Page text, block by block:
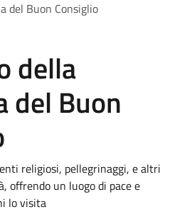
del Buon Consiglio
della
del Buon
religiosi, pellegrinaggi, e altri
offrendo un luogo di pace e
lo visita